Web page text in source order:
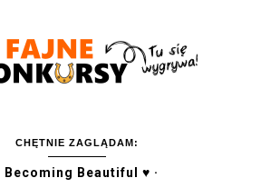
CHĘTNIE ZAGLĄDAM:
Becoming Beautiful ♥ ·